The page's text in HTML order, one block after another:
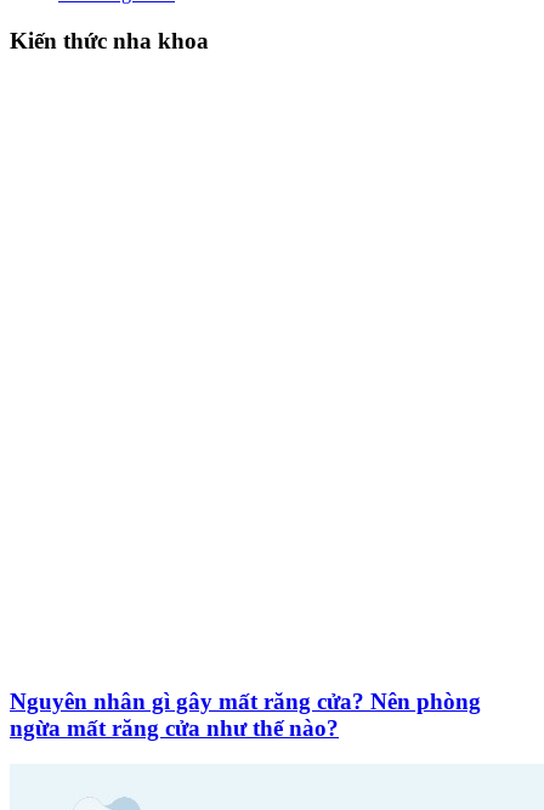
Kiến thức nha khoa
Nguyên nhân gì gây mất răng cửa? Nên phòng
ngừa mất răng cửa như thế nào?